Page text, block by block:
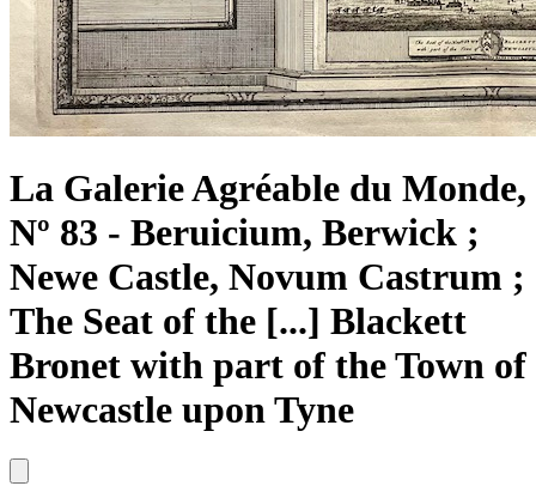
La Galerie Agréable du Monde,
Nº 83 - Beruicium, Berwick ;
Newe Castle, Novum Castrum ;
The Seat of the [...] Blackett
Bronet with part of the Town of
Newcastle upon Tyne